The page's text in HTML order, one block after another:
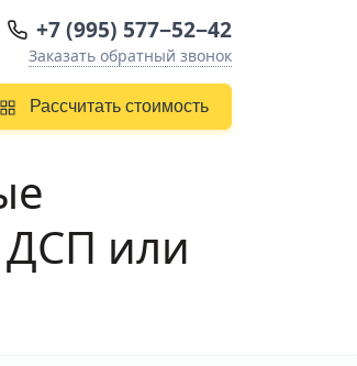
+7 (995) 577−52−42
Заказать обратный звонок
Рассчитать стоимость
или